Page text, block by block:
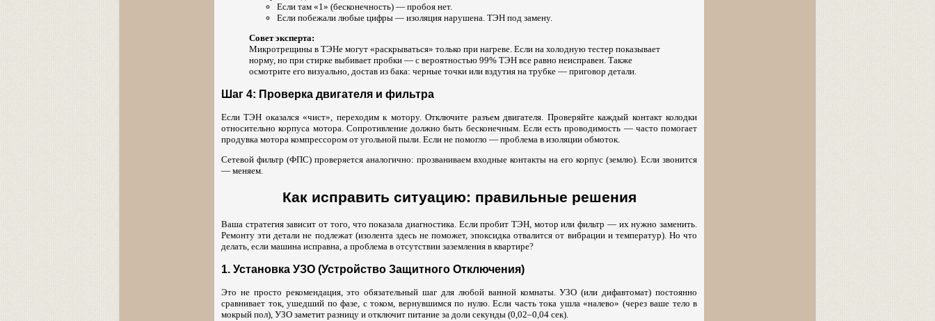
Если там «1» (бесконечность) — пробоя нет.
Если побежали любые цифры — изоляция нарушена. ТЭН под замену.
Совет эксперта:
Микротрещины в ТЭНе могут «раскрываться» только при нагреве. Если на холодную тестер показывает
норму, но при стирке выбивает пробки — с вероятностью 99% ТЭН все равно неисправен. Также
осмотрите его визуально, достав из бака: черные точки или вздутия на трубке — приговор детали.
Шаг 4: Проверка двигателя и фильтра
Если ТЭН оказался «чист», переходим к мотору. Отключите разъем двигателя. Проверяйте каждый контакт колодки
относительно корпуса мотора. Сопротивление должно быть бесконечным. Если есть проводимость — часто помогает
продувка мотора компрессором от угольной пыли. Если не помогло — проблема в изоляции обмоток.
Сетевой фильтр (ФПС) проверяется аналогично: прозваниваем входные контакты на его корпус (землю). Если звонится
— меняем.
Как исправить ситуацию: правильные решения
Ваша стратегия зависит от того, что показала диагностика. Если пробит ТЭН, мотор или фильтр — их нужно заменить.
Ремонту эти детали не подлежат (изолента здесь не поможет, эпоксидка отвалится от вибрации и температур). Но что
делать, если машина исправна, а проблема в отсутствии заземления в квартире?
1. Установка УЗО (Устройство Защитного Отключения)
Это не просто рекомендация, это обязательный шаг для любой ванной комнаты. УЗО (или дифавтомат) постоянно
сравнивает ток, ушедший по фазе, с током, вернувшимся по нулю. Если часть тока ушла «налево» (через ваше тело в
мокрый пол), УЗО заметит разницу и отключит питание за доли секунды (0,02–0,04 сек).